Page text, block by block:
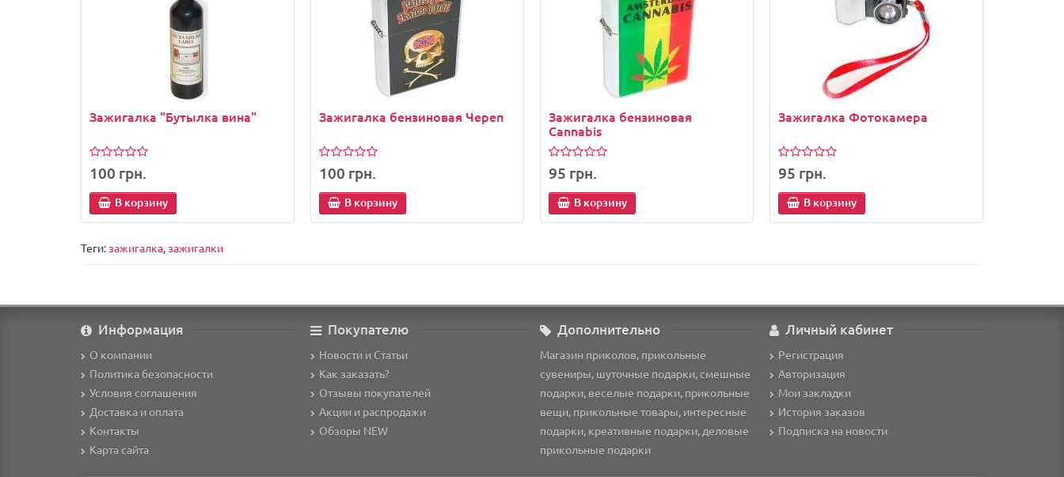
Зажигалка "Бутылка вина"
100 грн.
В корзину
Зажигалка бензиновая Череп
100 грн.
В корзину
Зажигалка бензиновая
Cannabis
95 грн.
В корзину
Зажигалка Фотокамера
95 грн.
В корзину
Теги: зажигалка, зажигалки
Информация
О компании
Политика безопасности
Условия соглашения
Доставка и оплата
Контакты
Карта сайта
Покупателю
Новости и Статьи
Как заказать?
Отзывы покупателей
Акции и распродажи
Обзоры NEW
Дополнительно
Магазин приколов, прикольные
сувениры, шуточные подарки, смешные
подарки, веселые подарки, прикольные
вещи, прикольные товары, интересные
подарки, креативные подарки, деловые
прикольные подарки
Личный кабинет
Регистрация
Авторизация
Мои закладки
История заказов
Подписка на новости